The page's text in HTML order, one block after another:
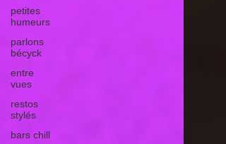
petites
humeurs
parlons
bécyck
entre
vues
restos
stylés
bars chill